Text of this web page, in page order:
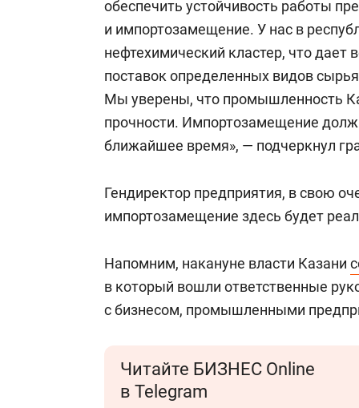
обеспечить устойчивость работы
и импортозамещение. У нас в
нефтехимический кластер, что
поставок определенных видов
Мы уверены, что промышленность
прочности. Импортозамещение
ближайшее время», — подчеркнул
Гендиректор предприятия, в свою
импортозамещение здесь будет
Напомним, накануне власти Казани
в который вошли ответственные
с бизнесом, промышленными
Читайте БИЗНЕС Online
в Telegram